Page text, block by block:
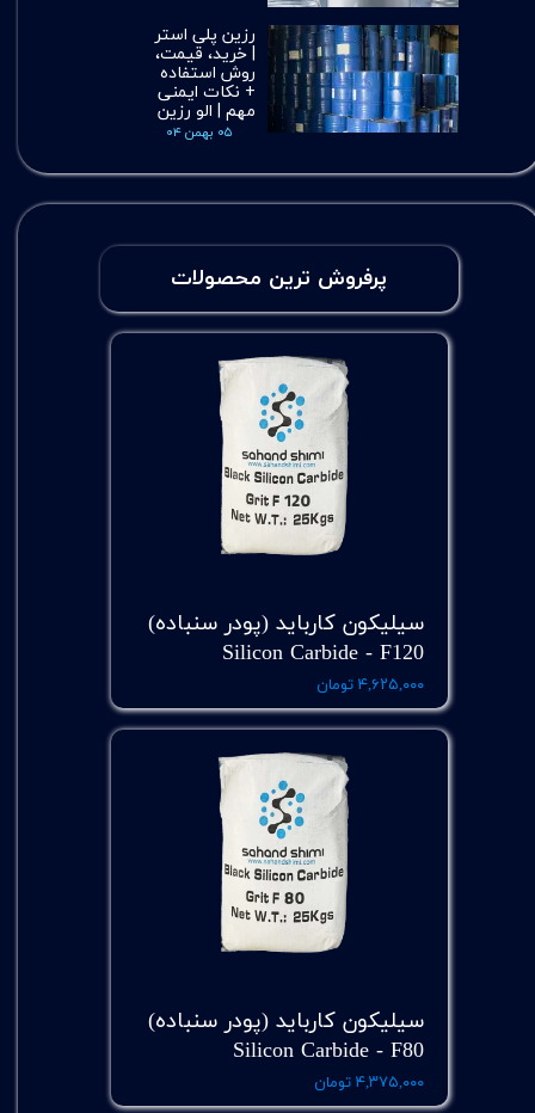
سیلیکون کارباید (پودر سنباده)
Silicon Carbide - F120
۴,۶۲۵,۰۰۰ تومان
سیلیکون کارباید (پودر سنباده)
Silicon Carbide - F80
۴,۳۷۵,۰۰۰ تومان
پرفروش ترین محصولات
رزین پلی استر
| خرید، قیمت،
روش استفاده
+ نکات ایمنی
مهم | الو رزین
۰۵ بهمن ۰۴